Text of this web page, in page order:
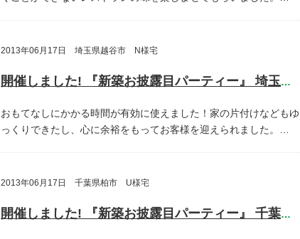
2013年06月17日 埼玉県越谷市 N様宅
開催しました! 『新築お披露目パーティー』 埼玉県越谷市 N様宅
おもてなしにかかる時間が有効に使えました！家の片付けなどもゆ
っくりできたし、心に余裕をもってお客様を迎えられました。…
2013年06月17日 千葉県柏市 U様宅
開催しました! 『新築お披露目パーティー』 千葉県柏市 U様宅